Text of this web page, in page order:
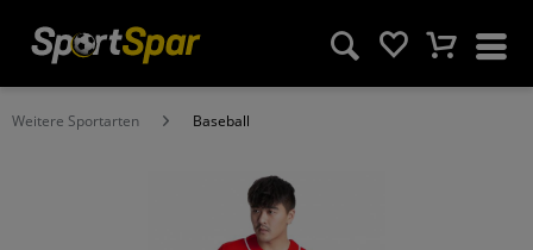
Weitere Sportarten Baseball